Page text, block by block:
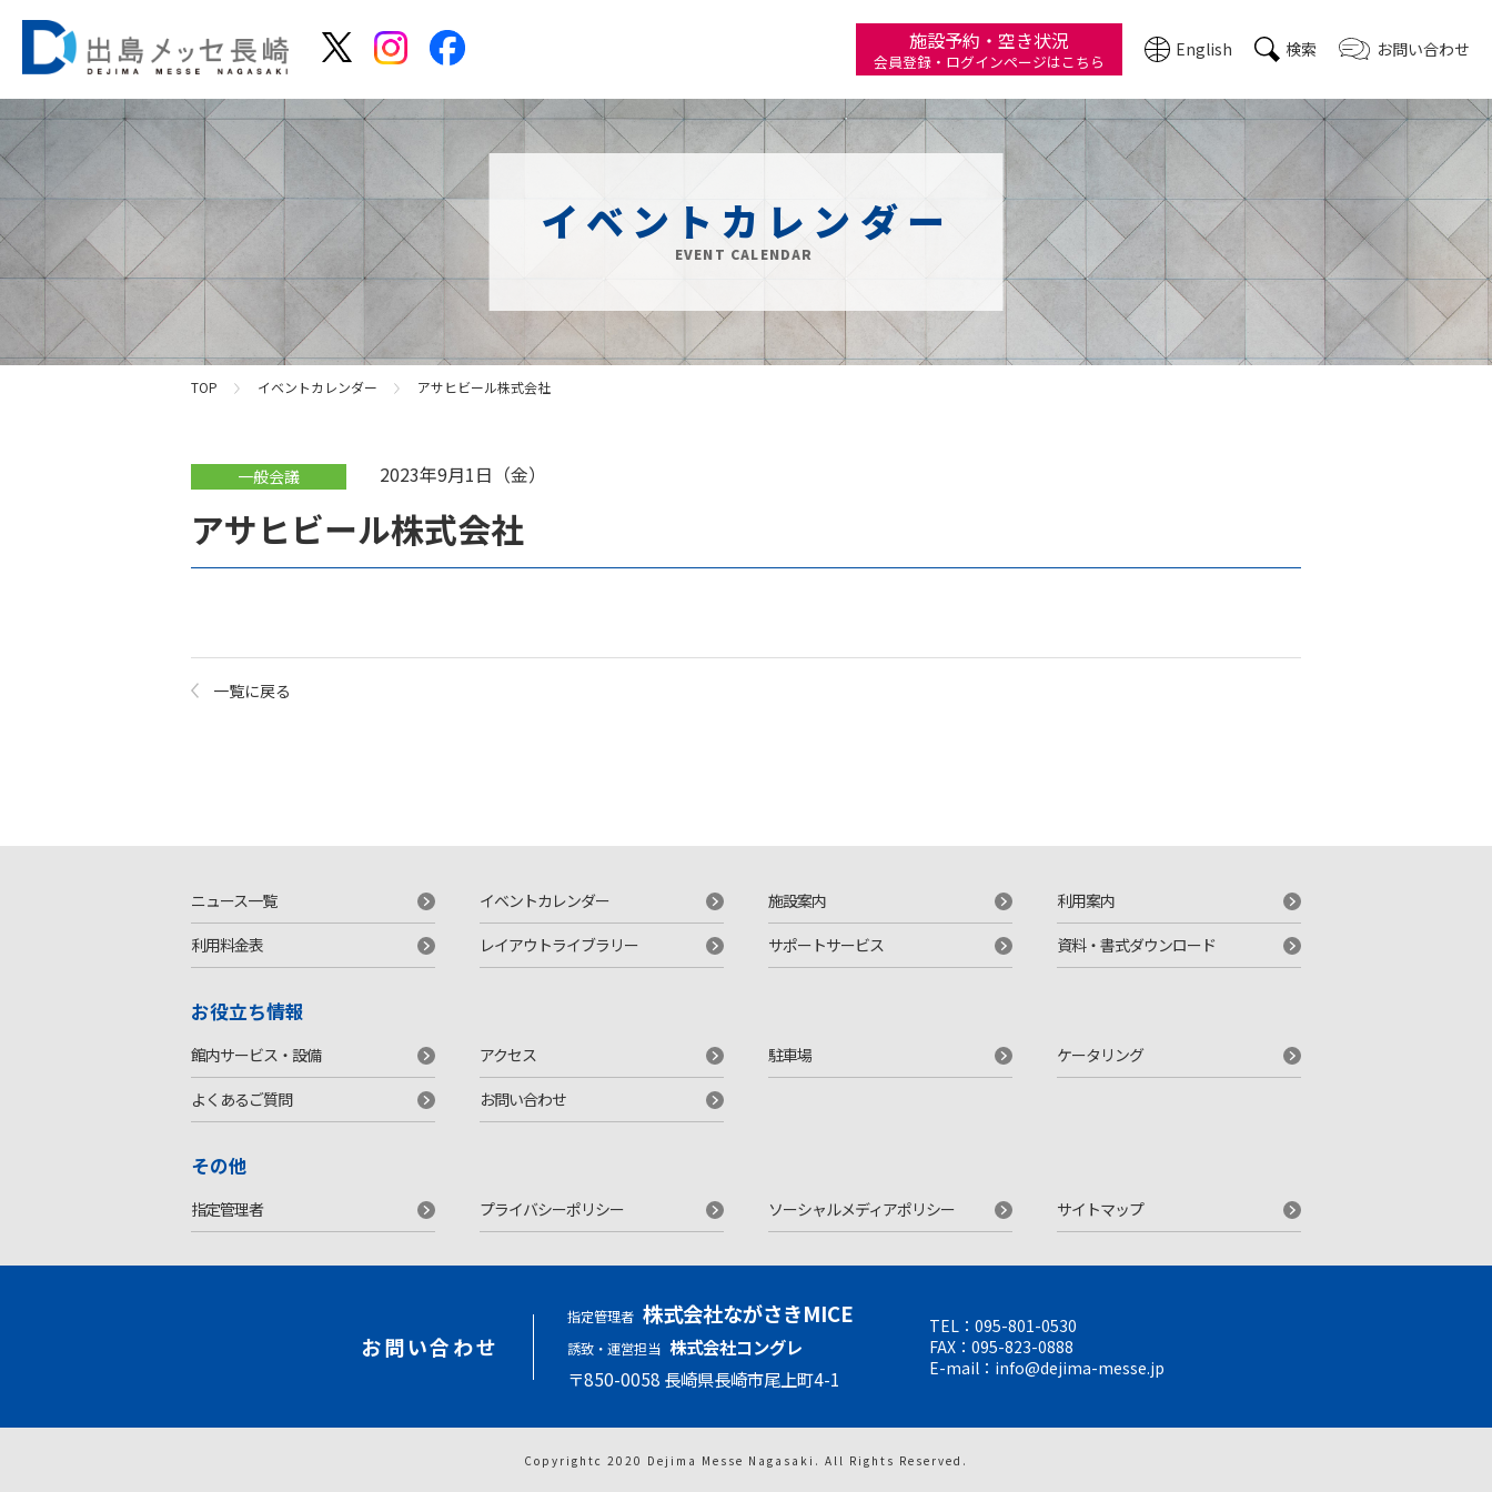
施設予約・空き状況
会員登録・ログインページはこちら
English 検索 お問い合わせ
イベントカレンダー
EVENT CALENDAR
TOP イベントカレンダー アサヒビール株式会社
一般会議 2023年9月1日（金）
アサヒビール株式会社
一覧に戻る
ニュース一覧 イベントカレンダー 施設案内
利用案内
利用料金表
レイアウトライブラリー サポートサービス 資料・書式ダウンロード
お役立ち情報
館内サービス・設備 アクセス 駐車場
ケータリング
よくあるご質問
お問い合わせ
その他
指定管理者 プライバシーポリシー ソーシャルメディアポリシー サイトマップ
お問い合わせ
指定管理者 株式会社ながさきMICE
誘致・運営担当 株式会社コングレ
〒850-0058 ⻑崎県⻑崎市尾上町4-1
TEL： 095-801-0530
FAX：095-823-0888
E-mail： info@dejima-messe.jp
Copyrightc 2020 Dejima Messe Nagasaki. All Rights Reserved.